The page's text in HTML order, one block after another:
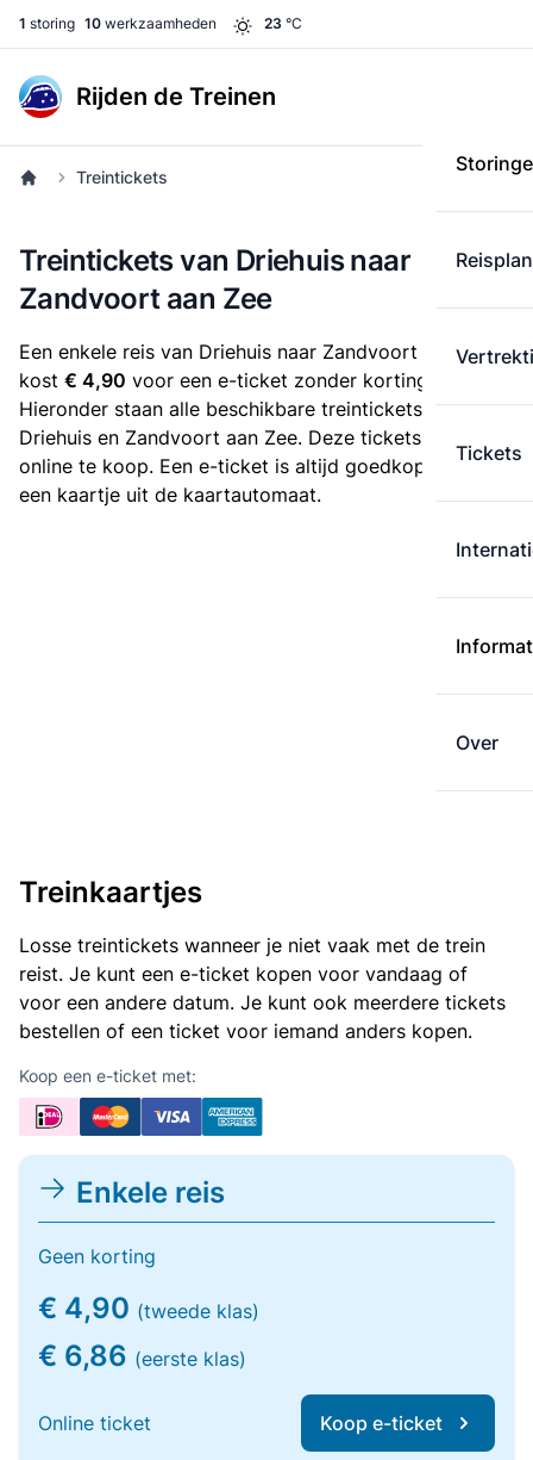
1 storing 10 werkzaamheden 23 °C
Rijden de Treinen
Tickets
Over
Treintickets
Treintickets van Driehuis naar
Zandvoort aan Zee
Een enkele reis van Driehuis naar Zandvoort aan Zee
kost € 4,90 voor een e-ticket zonder korting.
Hieronder staan alle beschikbare treintickets tussen
Driehuis en Zandvoort aan Zee. Deze tickets zijn
online te koop. Een e-ticket is altijd goedkoper dan
een kaartje uit de kaartautomaat.
Treinkaartjes
Losse treintickets wanneer je niet vaak met de trein
reist. Je kunt een e-ticket kopen voor vandaag of
voor een andere datum. Je kunt ook meerdere tickets
bestellen of een ticket voor iemand anders kopen.
Koop een e-ticket met:
Enkele reis
Geen korting
€ 4,90 (tweede klas)
€ 6,86 (eerste klas)
Online ticket Koop e-ticket